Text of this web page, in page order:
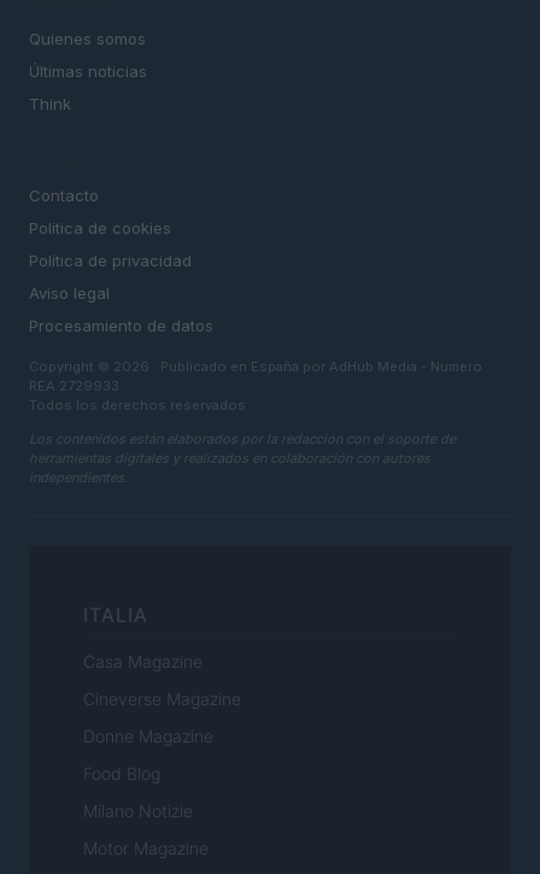
Quienes somos
Últimas noticias
Think
Contacto
Politica de cookies
Política de privacidad
Aviso legal
Procesamiento de datos
Copyright © 2026 · Publicado en España por AdHub Media - Numero
REA 2729933
Todos los derechos reservados
Los contenidos están elaborados por la redacción con el soporte de
herramientas digitales y realizados en colaboración con autores
independientes.
ITALIA
Casa Magazine
Cineverse Magazine
Donne Magazine
Food Blog
Milano Notizie
Motor Magazine